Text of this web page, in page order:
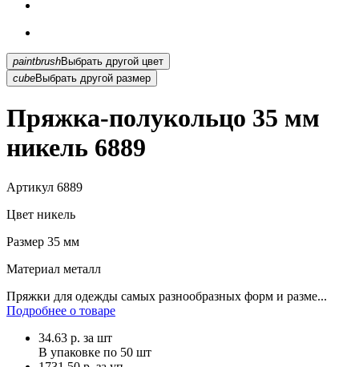
paintbrush
Выбрать другой цвет
cubeВыбрать другой размер
Пряжка-полукольцо 35 мм
никель 6889
Артикул 6889
Цвет никель
Размер 35 мм
Материал металл
Пряжки для одежды самых разнообразных форм и разме...
Подробнее о товаре
34.63 р. за шт
В упаковке по 50 шт